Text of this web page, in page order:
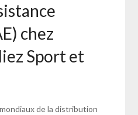
chez
Sport et
de la distribution